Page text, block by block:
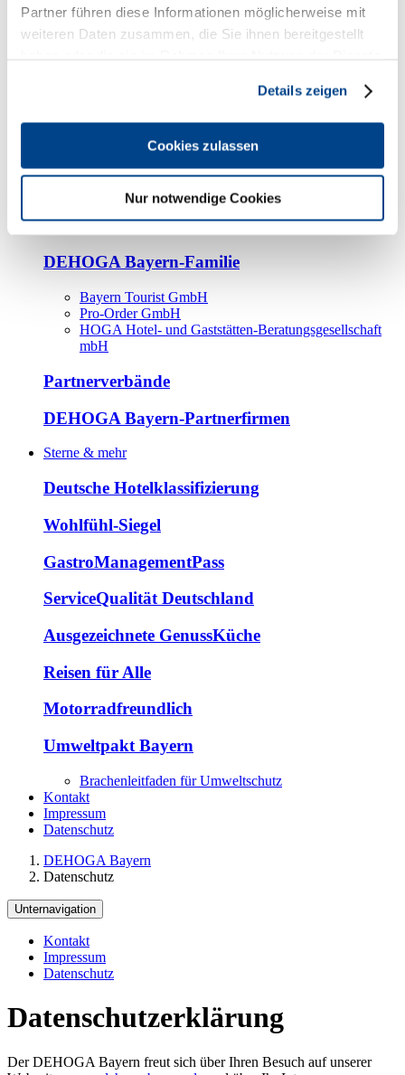
Partner führen diese Informationen möglicherweise mit
weiteren Daten zusammen, die Sie ihnen bereitgestellt
Details zeigen
Cookies zulassen
Nur notwendige Cookies
Kooperationspartner
Tourismusorganisationen
Bayern Tourismus Marketing GmbH
DEHOGA-Familie
Bundesverband
Fachverbände
DEHOGA Bayern-Familie
Bayern Tourist GmbH
Pro-Order GmbH
HOGA Hotel- und Gaststätten-Beratungsgesellschaft
mbH
Partnerverbände
DEHOGA Bayern-Partnerfirmen
Sterne & mehr
Deutsche Hotelklassifizierung
Wohlfühl-Siegel
GastroManagementPass
ServiceQualität Deutschland
Ausgezeichnete GenussKüche
Reisen für Alle
Motorradfreundlich
Umweltpakt Bayern
Brachenleitfaden für Umweltschutz
Kontakt
Impressum
Datenschutz
DEHOGA Bayern
Datenschutz
Unternavigation
Kontakt
Impressum
Datenschutz
Datenschutzerklärung
Der DEHOGA Bayern freut sich über Ihren Besuch auf unserer